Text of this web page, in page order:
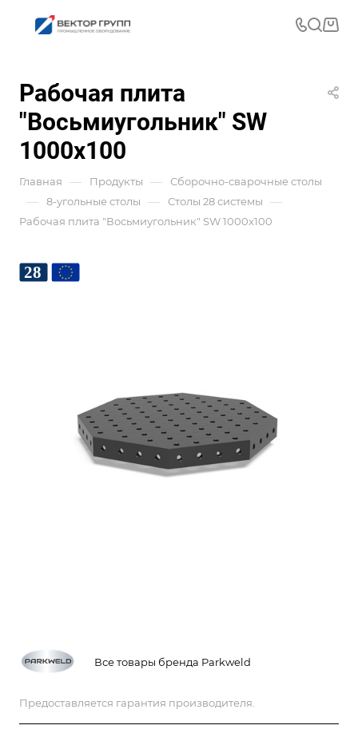
Рабочая плита
"Восьмиугольник" SW
1000x100
Главная — Продукты — Сборочно-сварочные столы
— 8-угольные столы — Столы 28 системы —
Рабочая плита "Восьмиугольник" SW 1000x100
Все товары бренда Parkweld
Предоставляется гарантия производителя.